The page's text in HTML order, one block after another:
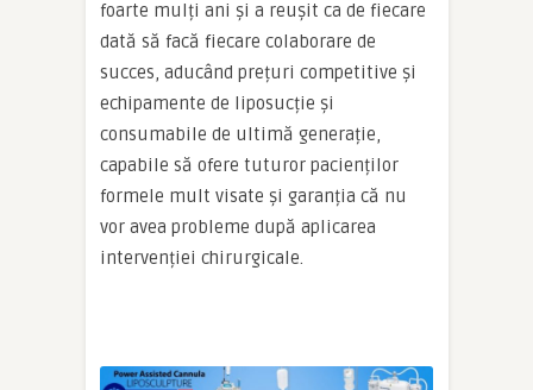
foarte mulți ani și a reușit ca de fiecare
dată să facă fiecare colaborare de
succes, aducând prețuri competitive și
echipamente de liposucție și
consumabile de ultimă generație,
capabile să ofere tuturor pacienților
formele mult visate și garanția că nu
vor avea probleme după aplicarea
intervenției chirurgicale.